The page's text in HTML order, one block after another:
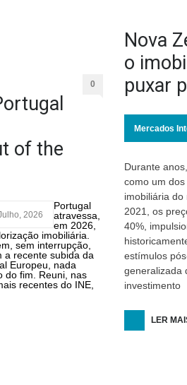
of the
0
2026
Portugal
atravessa,
em 2026,
imobiliária.
sem interrupção,
recente subida da
Europeu, nada
do fim. Reuni, nas
recentes do INE,
Nova
o
puxar
Mercados
Durante
como um
imobiliária
2021, os
40%,
estímulos
generalizada
investimento
LER